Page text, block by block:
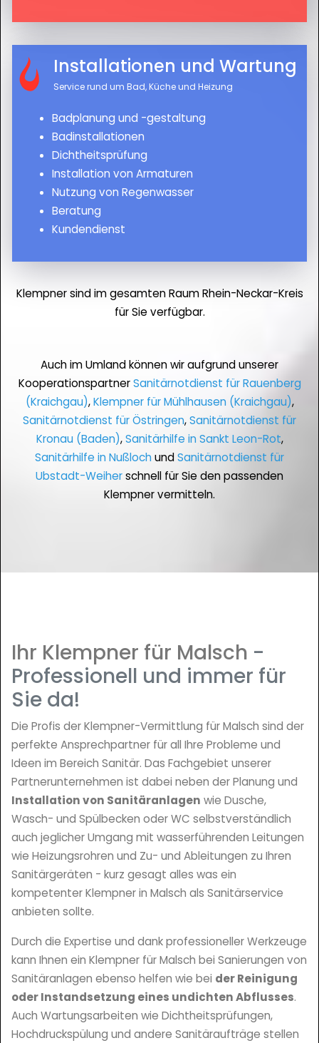
Installationen und Wartung
Service rund um Bad, Küche und Heizung
Badplanung und -gestaltung
Badinstallationen
Dichtheitsprüfung
Installation von Armaturen
Nutzung von Regenwasser
Beratung
Kundendienst
Klempner sind im gesamten Raum Rhein-Neckar-Kreis
für Sie verfügbar.
Auch im Umland können wir aufgrund unserer
KooperationspartnerSanitärnotdienst für Rauenberg
(Kraichgau),Klempner für Mühlhausen (Kraichgau),
Sanitärnotdienst für Östringen,Sanitärnotdienst für
Kronau (Baden),Sanitärhilfe in Sankt Leon-Rot,
Sanitärhilfe in NußlochundSanitärnotdienst für
Ubstadt-Weiherschnell für Sie den passenden
Klempner vermitteln.
Ihr Klempner für Malsch -
Professionell und immer für
Sie da!
Die Profis der Klempner-Vermittlung für Malsch sind der
perfekte Ansprechpartner für all Ihre Probleme und
Ideen im Bereich Sanitär. Das Fachgebiet unserer
Partnerunternehmen ist dabei neben der Planung und
Installation von Sanitäranlagen wie Dusche,
Wasch- und Spülbecken oder WC selbstverständlich
auch jeglicher Umgang mit wasserführenden Leitungen
wie Heizungsrohren und Zu- und Ableitungen zu Ihren
Sanitärgeräten - kurz gesagt alles was ein
kompetenter Klempner in Malsch als Sanitärservice
anbieten sollte.
Durch die Expertise und dank professioneller Werkzeuge
kann Ihnen ein Klempner für Malsch bei Sanierungen von
Sanitäranlagen ebenso helfen wie bei der Reinigung
oder Instandsetzung eines undichten Abflusses.
Auch Wartungsarbeiten wie Dichtheitsprüfungen,
Hochdruckspülung und andere Sanitäraufträge stellen